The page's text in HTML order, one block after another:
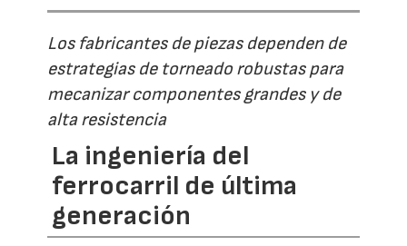
Los fabricantes de piezas dependen de
estrategias de torneado robustas para
mecanizar componentes grandes y de
alta resistencia
La ingeniería del
ferrocarril de última
generación